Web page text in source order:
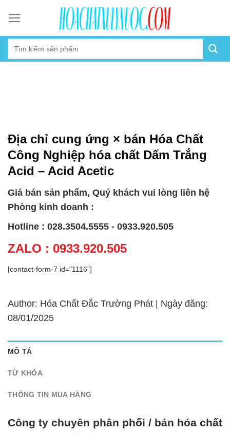
content
Địa chỉ cung ứng × bán Hóa Chất
Công Nghiệp hóa chất Dấm Trắng
Acid – Acid Acetic
Giá bán sản phẩm, Quý khách vui lòng liên hệ
Phòng kinh doanh :
Hotline : 028.3504.5555 - 0933.920.505
ZALO : 0933.920.505
[contact-form-7 id="1116"]
Author: Hóa Chất Đắc Trường Phát | Ngày đăng:
08/01/2025
MÔ TẢ
TỪ KHÓA
THÔNG TIN MUA HÀNG
Công ty chuyên phân phối / bán hóa chất